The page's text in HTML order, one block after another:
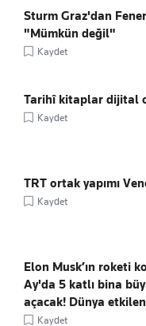
Sturm Graz'dan
"Mümkün değil"
Kaydet
Tarihî kitaplar dijital
Kaydet
TRT ortak yapımı
Kaydet
Elon Musk’ın roketi
Ay'da 5 katlı bina
açacak! Dünya
Kaydet